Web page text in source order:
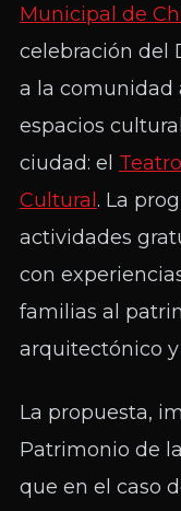
Municipal de
celebración del
a la comunidad
espacios
ciudad: el
Cultural . La
actividades
con
familias al
arquitectónico
La propuesta,
Patrimonio de
que en el caso